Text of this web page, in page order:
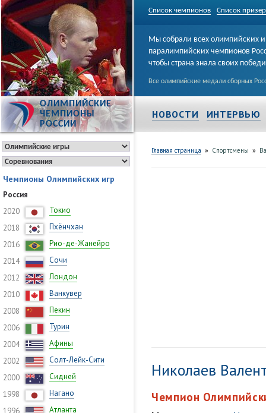
Список чемпионов Список
ОЛИМПИЙСКИЕ
ЧЕМПИОНЫ
РОССИИ
Мы собрали всех олимпийских и
паралимпийских чемпионов
чтобы страна знала своих
Все олимпийские медали сборных
НОВОСТИ ИНТЕРВЬЮ
Чемпионы Олимпийских игр
Россия
2020
Токио
2018
Пхёнчхан
2016
Рио-де-Жанейро
2014
Сочи
2012
Лондон
2010
Ванкувер
2008
Пекин
2006
Турин
2004
Афины
2002
Солт-Лейк-Сити
2000
Сидней
1998
Нагано
1996
Атланта
Главная страница » Спортсмены »
Николаев
Чемпион